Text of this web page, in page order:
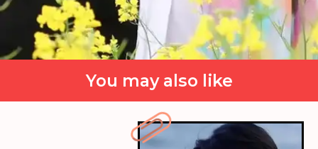
​शिवांगी जोशी मोहसिन खान ​
खबरें उड़ी थी कि शिवांगी जोशी और मोहसिन खान भी एक दूजे को
You may also like